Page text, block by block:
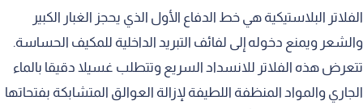
الفلاتر البلاستيكية هي خط الدفاع الأول الذي يحجز الغبار الكبير
والشعر ويمنع دخوله إلى لفائف التبريد الداخلية للمكيف الحساسة.
تتعرض هذه الفلاتر للانسداد السريع وتتطلب غسيلا دقيقا بالماء
الجاري والمواد المنظفة اللطيفة لإزالة العوالق المتشابكة بفتحاتها